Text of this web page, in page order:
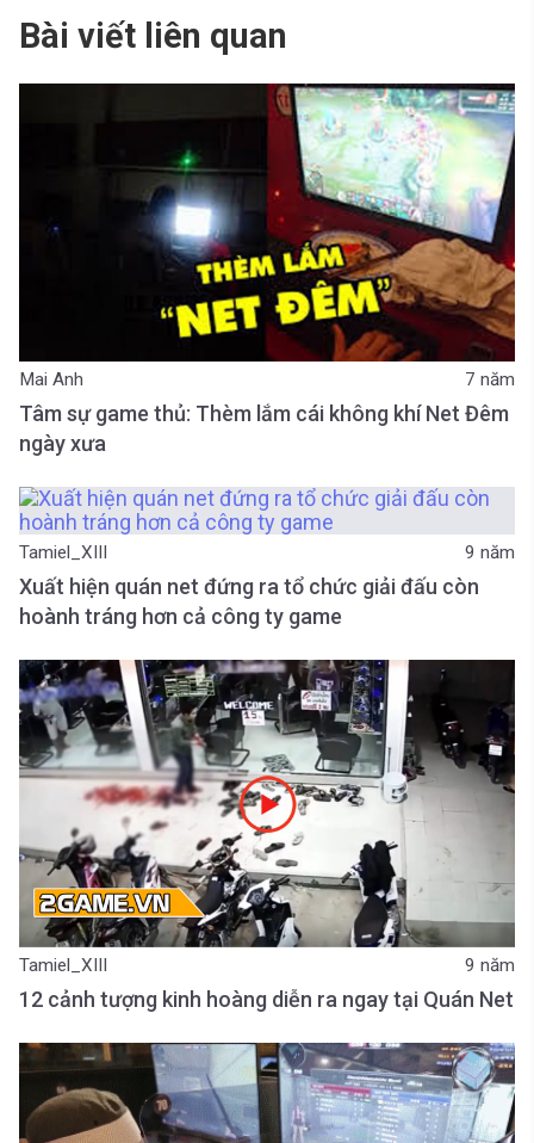
Bài viết liên quan
Mai Anh 7 năm
Tâm sự game thủ: Thèm lắm cái không khí Net Đêm
ngày xưa
Tamiel_XIII 9 năm
Xuất hiện quán net đứng ra tổ chức giải đấu còn
hoành tráng hơn cả công ty game
Tamiel_XIII 9 năm
12 cảnh tượng kinh hoàng diễn ra ngay tại Quán Net